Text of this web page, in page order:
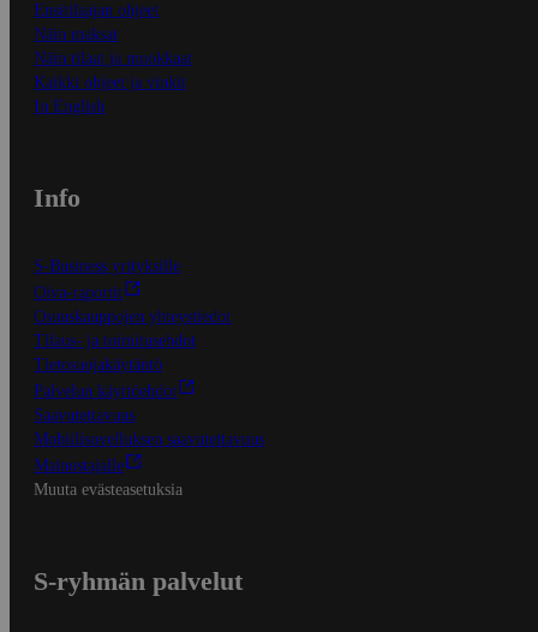
Ensitilaajan ohjeet
Näin maksat
Näin tilaat ja muokkaat
Kaikki ohjeet ja vinkit
In English
Info
S-Business yrityksille
Oiva-raportit
Osuuskauppojen yhteystiedot
Tilaus- ja toimitusehdot
Tietosuojakäytäntö
Palvelun käyttöehdot
Saavutettavuus
Mobiilisovelluksen saavutettavuus
Mainostajalle
Muuta evästeasetuksia
S-ryhmän palvelut